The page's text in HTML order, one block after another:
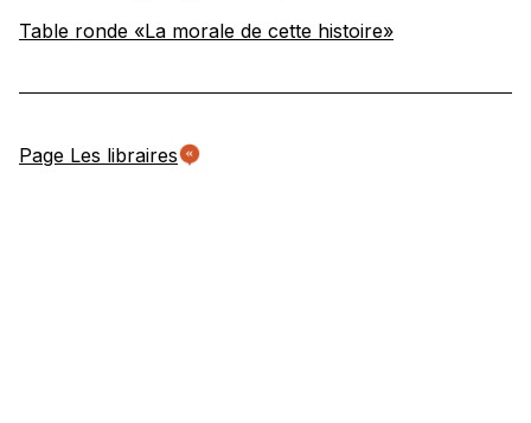
Table ronde «La morale de cette histoire»
Page Les libraires